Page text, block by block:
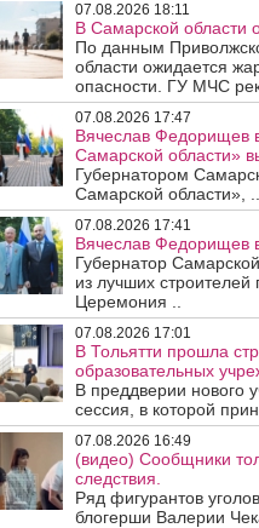
07.08.2026 18:11
В Самарской области
По данным
области ожидается
опасности. ГУ МЧС
07.08.2026 17:47
Вячеслав Федорищев
Самарской области»
Губернатором
Самарской области», ..
07.08.2026 17:41
Вячеслав Федорищев
Губернатор
из лучших
Церемония ..
07.08.2026 17:01
В Тольятти прошла
образовательных
В преддверии нового
сессия, в которой
07.08.2026 16:49
(видео) Сообщники
следствия.
Ряд фигурантов
блогерши Валерии